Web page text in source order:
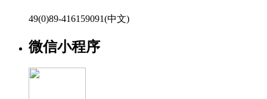
49(0)89-416159091(中文)
微信小程序